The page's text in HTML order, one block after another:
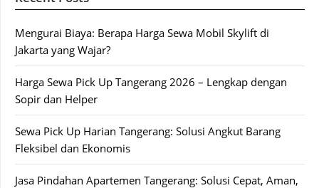
Mengurai Biaya: Berapa Harga Sewa Mobil Skylift di
Jakarta yang Wajar?
Harga Sewa Pick Up Tangerang 2026 – Lengkap dengan
Sopir dan Helper
Sewa Pick Up Harian Tangerang: Solusi Angkut Barang
Fleksibel dan Ekonomis
Jasa Pindahan Apartemen Tangerang: Solusi Cepat, Aman,